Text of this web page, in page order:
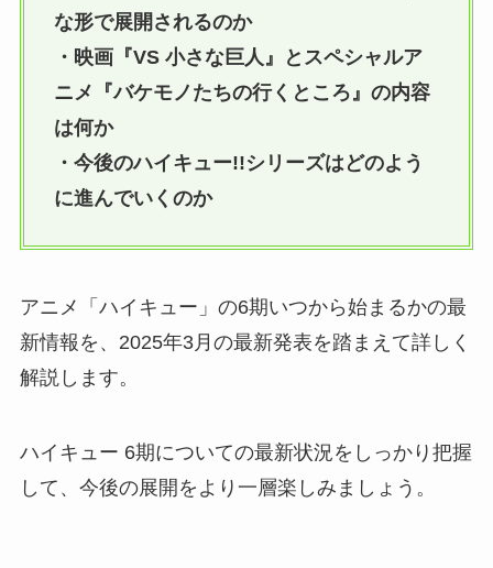
な形で展開されるのか
・映画『VS 小さな巨人』とスペシャルア
ニメ『バケモノたちの行くところ』の内容
は何か
・今後のハイキュー!!シリーズはどのよう
に進んでいくのか
アニメ「ハイキュー」の6期いつから始まるかの最
新情報を、2025年3月の最新発表を踏まえて詳しく
解説します。
ハイキュー 6期についての最新状況をしっかり把握
して、今後の展開をより一層楽しみましょう。